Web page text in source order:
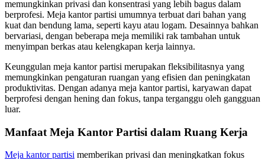
memungkinkan privasi dan konsentrasi yang lebih bagus dalam
berprofesi. Meja kantor partisi umumnya terbuat dari bahan yang
kuat dan bendung lama, seperti kayu atau logam. Desainnya bahkan
bervariasi, dengan beberapa meja memiliki rak tambahan untuk
menyimpan berkas atau kelengkapan kerja lainnya.
Keunggulan meja kantor partisi merupakan fleksibilitasnya yang
memungkinkan pengaturan ruangan yang efisien dan peningkatan
produktivitas. Dengan adanya meja kantor partisi, karyawan dapat
berprofesi dengan hening dan fokus, tanpa terganggu oleh gangguan
luar.
Manfaat Meja Kantor Partisi dalam Ruang Kerja
Meja kantor partisi memberikan privasi dan meningkatkan fokus